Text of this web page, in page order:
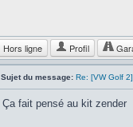
Hors ligne Profil
Sujet du message: Re: [VW Golf
Ça fait pensé au kit zender